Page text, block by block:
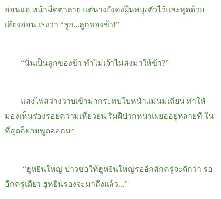
อ่อนแอ หน้ามืดตาลาย แต่นางยังคงฝืนพยุงตัวไว้และพูดด้วย
เสียงอ่อนแรงว่า “ลูก...ลูกของข้า!”
“นั่นเป็นลูกของข้า ทำไมเจ้าไม่ส่งมาให้ข้า?”
แสงไฟสว่างวาบเข้ามากระทบใบหน้าแม่นมเถียน ทำให้
มองเห็นร่องรอยความเหี่ยวย่น ริมฝีปากหนาเผยออยู่หลายที ใน
ที่สุดก็ยอมพูดออกมา
“ฮูหยินใหญ่ บ่าวขอให้ฮูหยินใหญ่รออีกสักครู่จะดีกว่า รอ
อีกครู่เดียว ฮูหยินรองจะมาถึงแล้ว...”